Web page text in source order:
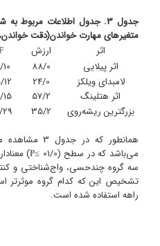
جدول 3. جدول اطلاعات مربوط
متغیرهای مهارت خواندن(دقت
اثر
ارزش
اثر پیلایی
لامبدای ویلکز
اثر هتلینگ
بزرگترین ریشه‌روی
88/0
24/0
57/2
35/2
می‌باشد که در سطح (01/0
≥P
)
سه گروه چندحسی، واج‌شناختی و
تشخیص این که کدام گروه موثرتر
راهه استفاده شده است.